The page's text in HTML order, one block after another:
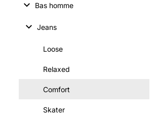
Bas homme
Jeans
Loose
Relaxed
Comfort
Skater